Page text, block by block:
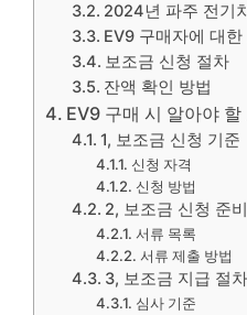
2024년 파주 전기
EV9 구매자에 대한
보조금 신청 절차
잔액 확인 방법
EV9 구매 시 알아야
1, 보조금 신청 기준
신청 자격
신청 방법
2, 보조금 신청 준
서류 목록
서류 제출 방법
3, 보조금 지급 절차
심사 기준